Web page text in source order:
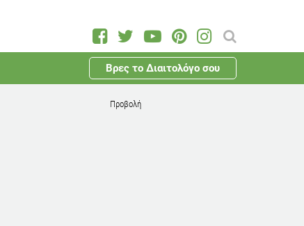
Βρες το Διαιτολόγο σου
Προβολή